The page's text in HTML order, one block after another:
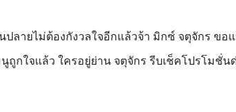
ลายไม่ต้องกังวลใจอีกแล้วจ้า มิกซ์ จตุจักร ขอ
ถูกใจแล้ว ใครอยู่ย่าน จตุจักร รีบเช็คโปรโมชั่น